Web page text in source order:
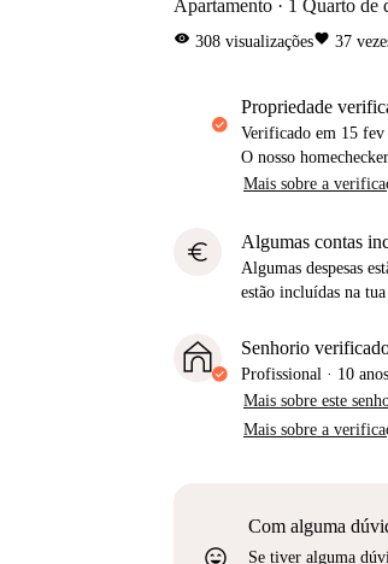
Apartamento 1 Quarto de
visibility 308 visualizaçõesfavorite 37
propriedade
Verificado em 15 fev
O nosso
Mais sobre a
euro Algumas contas
Algumas despesas
estão incluídas na
Senhorio
Profissional · 10 anos
Mais sobre este
Mais sobre a
Com alguma
Se tiver alguma